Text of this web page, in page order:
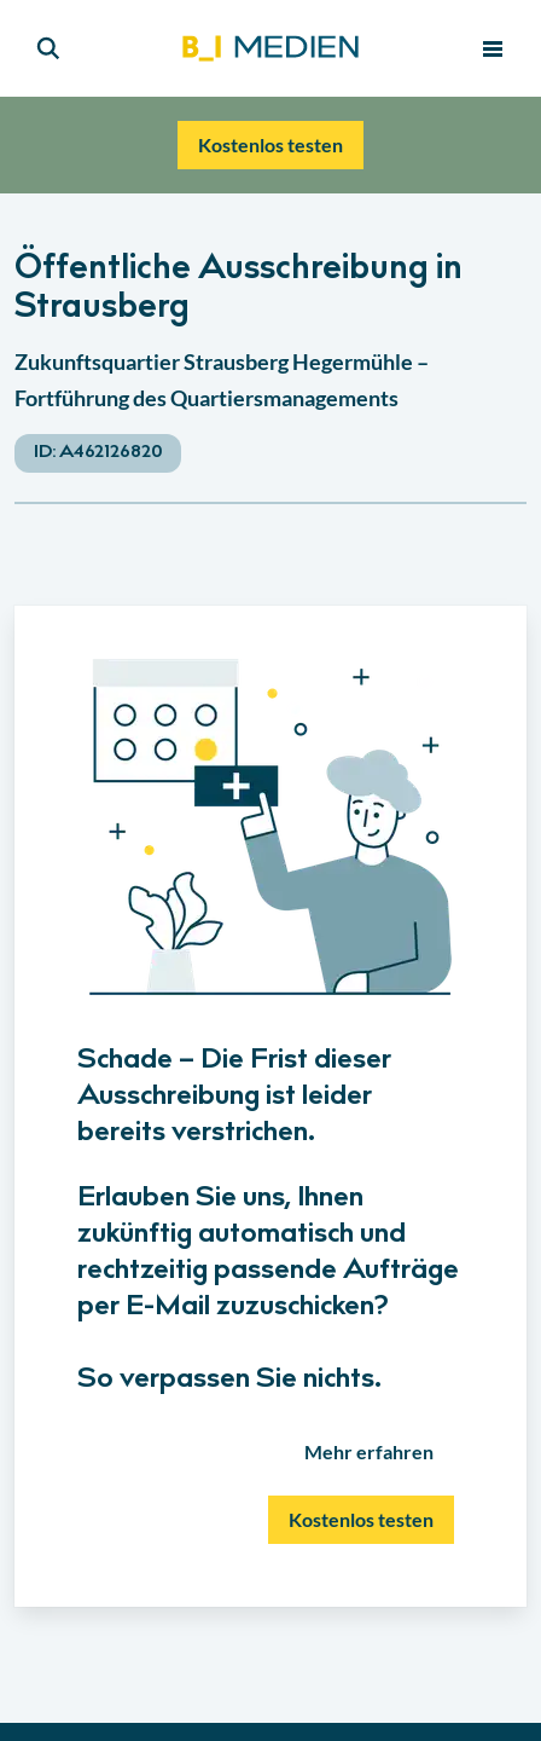
Kostenlos testen
Öffentliche Ausschreibung in
Strausberg
Zukunftsquartier Strausberg Hegermühle –
Fortführung des Quartiersmanagements
ID:A462126820
Schade – Die Frist dieser
Ausschreibung ist leider
bereits verstrichen.
Erlauben Sie uns, Ihnen
zukünftig automatisch und
rechtzeitig passende Aufträge
per E-Mail zuzuschicken?
So verpassen Sie nichts.
Mehr erfahren
Kostenlos testen